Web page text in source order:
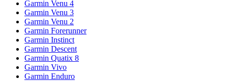
Garmin Venu 4
Garmin Venu 3
Garmin Venu 2
Garmin Forerunner
Garmin Instinct
Garmin Descent
Garmin Quatix 8
Garmin Vivo
Garmin Enduro